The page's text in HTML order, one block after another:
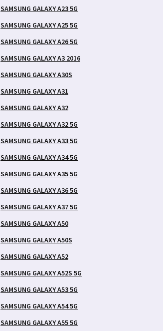
SAMSUNG GALAXY A23 5G
SAMSUNG GALAXY A25 5G
SAMSUNG GALAXY A26 5G
SAMSUNG GALAXY A3 2016
SAMSUNG GALAXY A30S
SAMSUNG GALAXY A31
SAMSUNG GALAXY A32
SAMSUNG GALAXY A32 5G
SAMSUNG GALAXY A33 5G
SAMSUNG GALAXY A34 5G
SAMSUNG GALAXY A35 5G
SAMSUNG GALAXY A36 5G
SAMSUNG GALAXY A37 5G
SAMSUNG GALAXY A50
SAMSUNG GALAXY A50S
SAMSUNG GALAXY A52
SAMSUNG GALAXY A52S 5G
SAMSUNG GALAXY A53 5G
SAMSUNG GALAXY A54 5G
SAMSUNG GALAXY A55 5G